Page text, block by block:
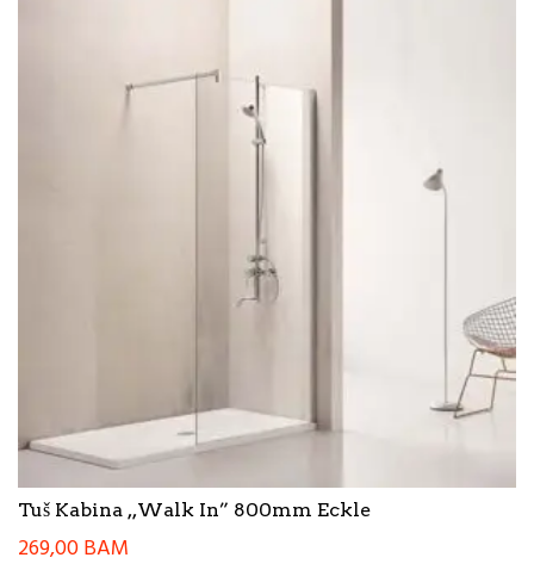
Tuš Kabina ,,Walk In” 800mm Eckle
269,00BAM